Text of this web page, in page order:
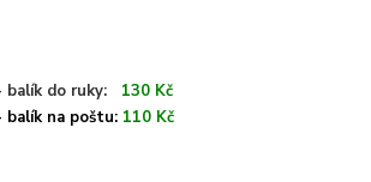
balík do ruky: 130 Kč
balík na poštu: 110 Kč